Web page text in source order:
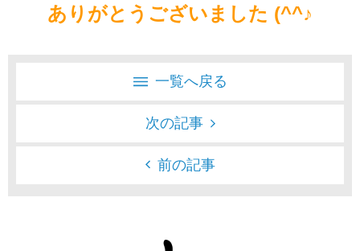
ありがとうございました (^^♪
一覧へ戻る
次の記事
前の記事